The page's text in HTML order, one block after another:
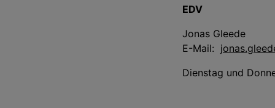
EDV
Jonas Gleede
E-Mail:
Dienstag und